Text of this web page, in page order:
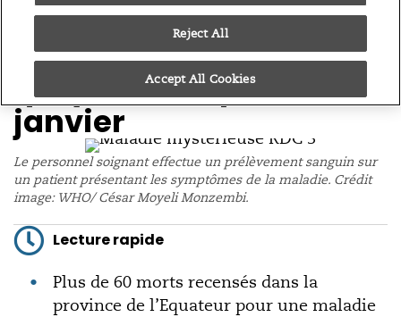
La RDC peine toujours à
identifier une maladie
qui y sévit depuis
janvier
Le personnel soignant effectue un prélèvement sanguin sur
un patient présentant les symptômes de la maladie. Crédit
image: WHO/ César Moyeli Monzembi.
Lecture rapide
Plus de 60 morts recensés dans la
province de l’Equateur pour une maladie
Reject All
Accept All Cookies